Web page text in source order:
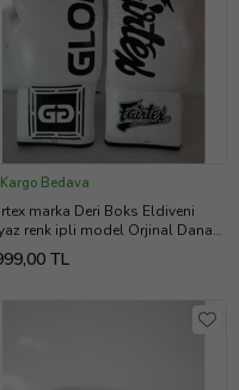
Kargo Bedava
marka Deri Boks Eldiveni
renk ipli model Orjinal Dana
İTHAL ÜRÜNDÜR
sporcular için
İstediğiniz Bedeni msj ile
TL